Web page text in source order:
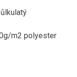
m2 polyester